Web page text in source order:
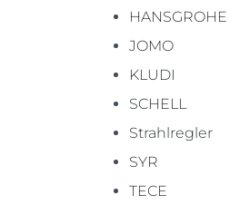
HANSGROHE
JOMO
KLUDI
SCHELL
Strahlregler
SYR
TECE